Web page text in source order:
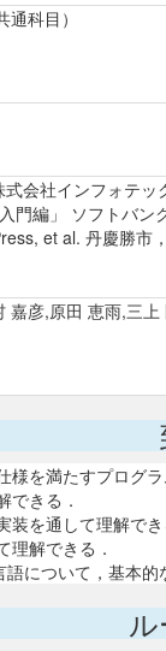
科目）
会社インフォテ
編」 ソフトバン
et al. 丹慶勝
嘉彦,原田 恵雨,三
様を満たすプログ
できる．
装を通して理解で
理解できる．
について，基本的